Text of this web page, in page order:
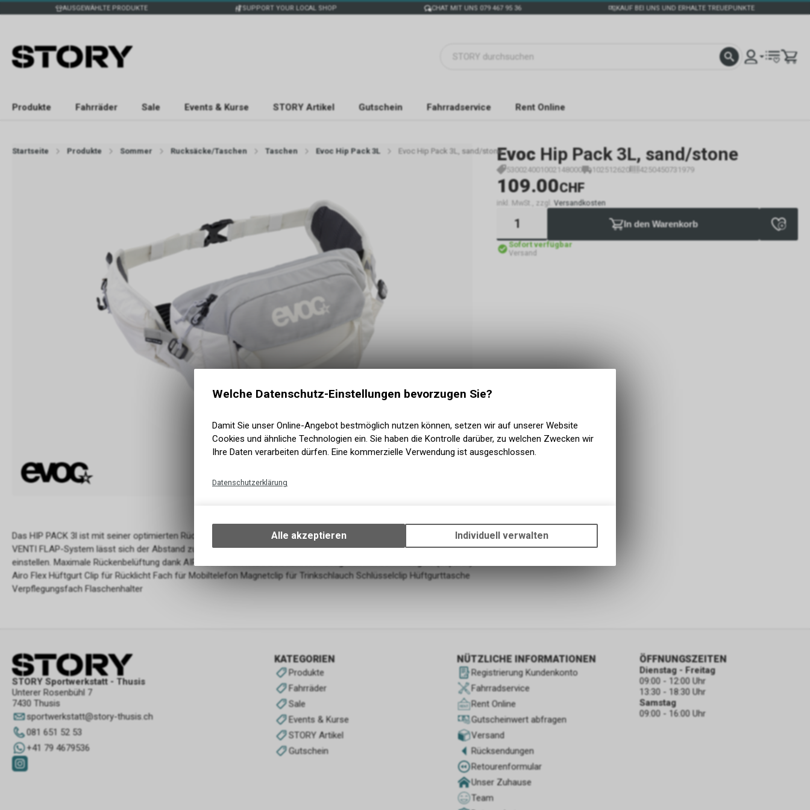
AUSGEWÄHLTE PRODUKTE SUPPORT YOUR LOCAL SHOP CHAT MIT UNS 079 467 95 36 KAUF BEI UNS UND ERHALTE TREUEPUNKTE
Produkte Fahrräder Sale Events & Kurse STORY Artikel Gutschein Fahrradservice Rent Online
Startseite Produkte Sommer Rucksäcke/Taschen Taschen Evoc Hip Pack 3L Evoc Hip Pack 3L, sand/stoneEvoc Hip Pack 3L, sand/stone
530024001002148000 102512620 4250450731979
109.00CHF
inkl. MwSt., zzgl. Versandkosten
In den Warenkorb
Sofort verfügbar
Versand
Das HIP PACK 3l ist mit seiner optimierten Rückenbelüftung ideal für Bike-Runden mit wenig Equipment. Durch das
VENTI FLAP-System lässt sich der Abstand zum Rücken und damit die Belüftung der Auflagefläche individuell
einstellen. Maximale Rückenbelüftung dank AIR FLOW CONTACT SYSTEM Werkzeugfach mit Schnellzugriff (separat)
Airo Flex Hüftgurt Clip für Rücklicht Fach für Mobiltelefon Magnetclip für Trinkschlauch Schlüsselclip Hüftgurttasche
Verpflegungsfach Flaschenhalter
STORY Sportwerkstatt - Thusis
Unterer Rosenbühl 7
7430 Thusis
sportwerkstatt@story-thusis.ch
081 651 52 53
+41 79 4679536
KATEGORIEN
Produkte
Fahrräder
Sale
Events & Kurse
STORY Artikel
Gutschein
NÜTZLICHE INFORMATIONEN
Registrierung Kundenkonto
Fahrradservice
Rent Online
Gutscheinwert abfragen
Versand
Rücksendungen
Retourenformular
Unser Zuhause
Team
ÖFFNUNGSZEITEN
Dienstag - Freitag
09:00 - 12:00 Uhr
13:30 - 18:30 Uhr
Samstag
09:00 - 16:00 Uhr
Welche Datenschutz-Einstellungen bevorzugen Sie?
Damit Sie unser Online-Angebot bestmöglich nutzen können, setzen wir auf unserer Website
Cookies und ähnliche Technologien ein. Sie haben die Kontrolle darüber, zu welchen Zwecken wir
Ihre Daten verarbeiten dürfen. Eine kommerzielle Verwendung ist ausgeschlossen.
Datenschutzerklärung
Ihrem Gerät, um die grundlegenden Funktionen unseres Online-Angebots, wie die
Verwendung des Warenkorbs, zu ermöglichen. Bitte beachten Sie, dass die
zulassen.
Alle akzeptieren Individuell verwalten